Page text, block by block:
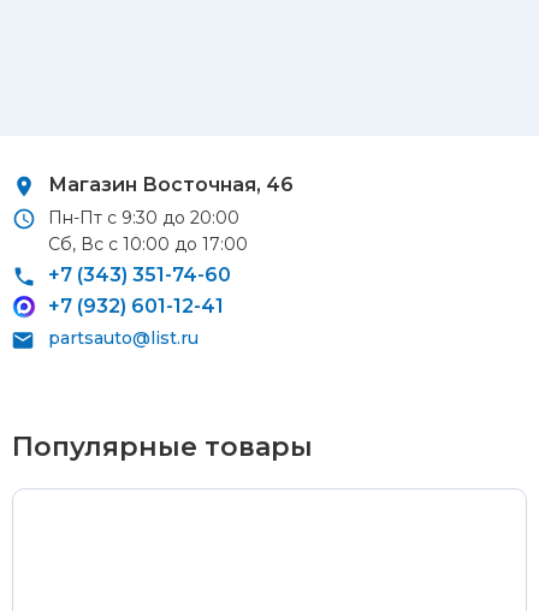
Магазин Восточная, 46
Пн-Пт с 9:30 до 20:00
Сб, Вс с 10:00 до 17:00
+7 (343) 351-74-60
+7 (932) 601-12-41
partsauto@list.ru
Курьерская доставка
По Екатеринбургу при заказе от 9 000 ₽ –
Верхняя Пышма, Арамиль, Шувакиш) –
Популярные товары